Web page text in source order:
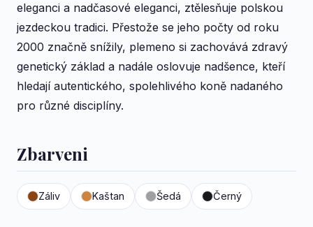
eleganci a nadčasové eleganci, ztělesňuje polskou
jezdeckou tradici. Přestože se jeho počty od roku
2000 značně snížily, plemeno si zachovává zdravý
genetický základ a nadále oslovuje nadšence, kteří
hledají autentického, spolehlivého koně nadaného
pro různé disciplíny.
Zbarveni
Záliv Kaštan Šedá Černý